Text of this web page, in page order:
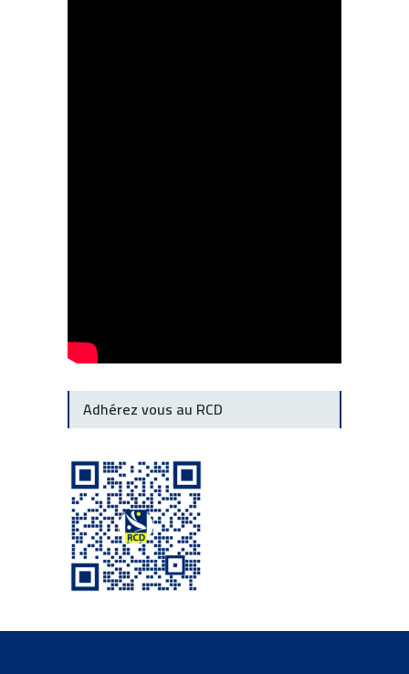
Adhérez vous au RCD